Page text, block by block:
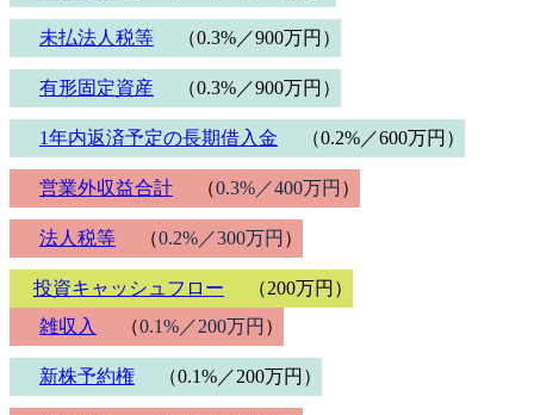
未払法人税等 （0.3%／900万円）
有形固定資産 （0.3%／900万円）
1年内返済予定の長期借入金 （0.2%／600万円）
営業外収益合計 （0.3%／400万円 ）
法人税等 （0.2%／300万円 ）
投資キャッシュフロー
（200万円）
雑収入
（0.1%／200万円 ）
新株予約権 （0.1%／200万円）